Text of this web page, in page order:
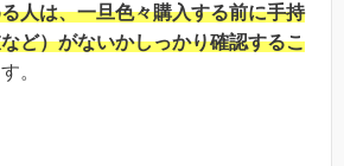
人は、一旦色々購入する前に手持
ど）がないかしっかり確認するこ
。